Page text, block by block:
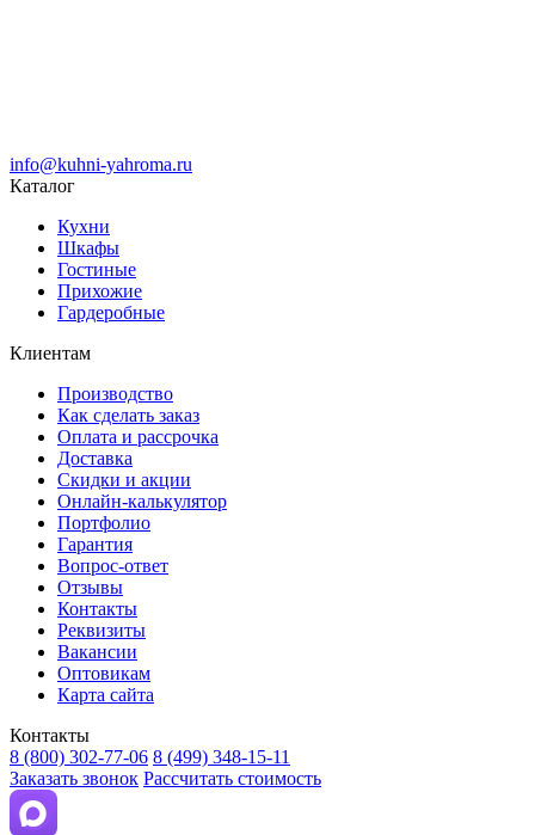
info@kuhni-yahroma.ru
Каталог
Кухни
Шкафы
Гостиные
Прихожие
Гардеробные
Клиентам
Производство
Как сделать заказ
Оплата и рассрочка
Доставка
Скидки и акции
Онлайн-калькулятор
Портфолио
Гарантия
Вопрос-ответ
Отзывы
Контакты
Реквизиты
Вакансии
Оптовикам
Карта сайта
Контакты
8 (800) 302-77-06 8 (499) 348-15-11
Заказать звонок Рассчитать стоимость